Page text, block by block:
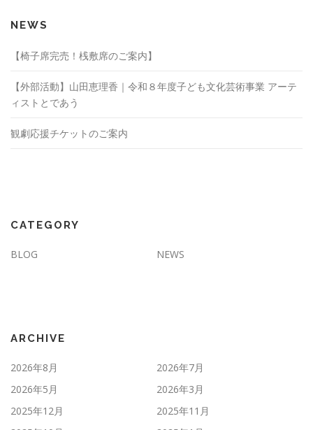
NEWS
【椅子席完売！桟敷席のご案内】
【外部活動】山田恵理香｜令和８年度子ども文化芸術事業 アーテ
ィストとであう
観劇応援チケットのご案内
CATEGORY
BLOG NEWS
ARCHIVE
2026年8月
2026年7月
2026年5月
2026年3月
2025年12月
2025年11月